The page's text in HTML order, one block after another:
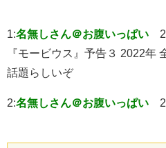
1:名無しさん＠お腹いっぱい
『モービウス』予告３ 2022年
話題らしいぞ
2:名無しさん＠お腹いっぱい